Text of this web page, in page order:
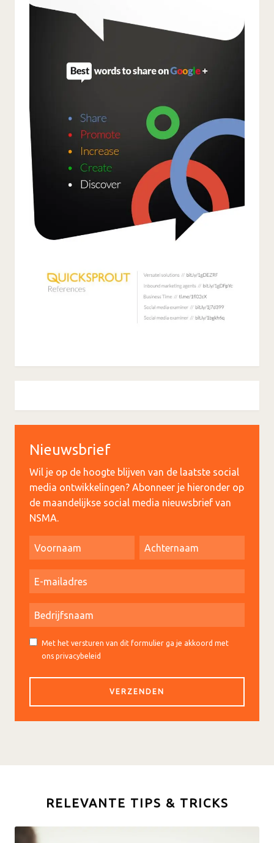
Nieuwsbrief
Wil je op de hoogte blijven van de laatste social
media ontwikkelingen? Abonneer je hieronder op
de maandelijkse social media nieuwsbrief van
NSMA.
Met het versturen van dit formulier ga je akkoord met
ons privacybeleid
RELEVANTE TIPS & TRICKS